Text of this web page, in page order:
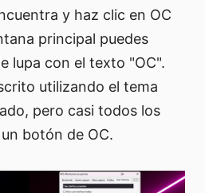
y haz clic en OC
principal puedes
lupa con el texto "OC".
utilizando el tema
pero casi todos los
botón de OC.